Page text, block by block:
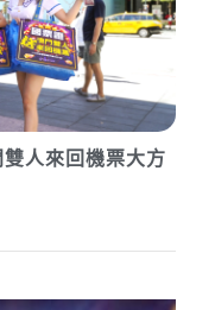
人來回機票大方